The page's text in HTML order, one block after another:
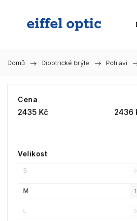
Domů / Dioptrické brýle / Pohlaví /
Cena
2435 Kč 2436
Velikost
S 0
M 1
L 0